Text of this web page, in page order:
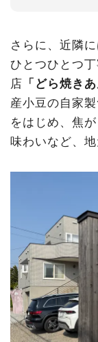
さらに、近隣
ひとつひとつ
店 「どら焼き
産小豆の自家
をはじめ、焦
味わいなど、